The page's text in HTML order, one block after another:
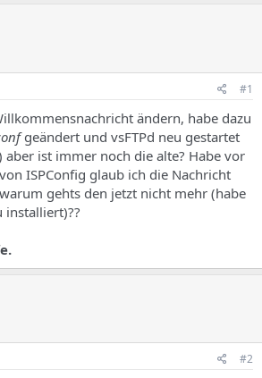
#1
ändern, habe dazu
geändert und vsFTPd neu gestartet
aber ist immer noch die alte? Habe vor
ISPConfig glaub ich die Nachricht
gehts den jetzt nicht mehr (habe
installiert)??
#2